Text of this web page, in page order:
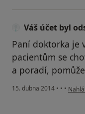
Váš účet byl
Paní doktorka je
pacientům se
a poradí,
15. dubna 2014 • • • podle